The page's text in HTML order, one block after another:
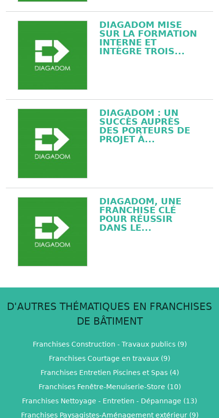
DIAGADOM MISE
SUR LA FORMATION
INTERNE ET
INTÈGRE TROIS...
DIAGADOM : UN
SUCCÈS AUPRÈS
DES PORTEURS DE
PROJET À...
DIAGADOM, UNE
FRANCHISE CLÉ
POUR RÉUSSIR
DANS LE...
D'AUTRES THÉMATIQUES EN FRANCHISES
DE BÂTIMENT
Franchises Construction - Travaux publics (9)
Franchises Courtage en travaux (9)
Franchises Entretien Piscines et Spas (4)
Franchises Fenêtre-Menuiserie-Store (10)
Franchises Nettoyage - Entretien - Dépannage (13)
Franchises Paysagistes-Aménagement extérieur (9)